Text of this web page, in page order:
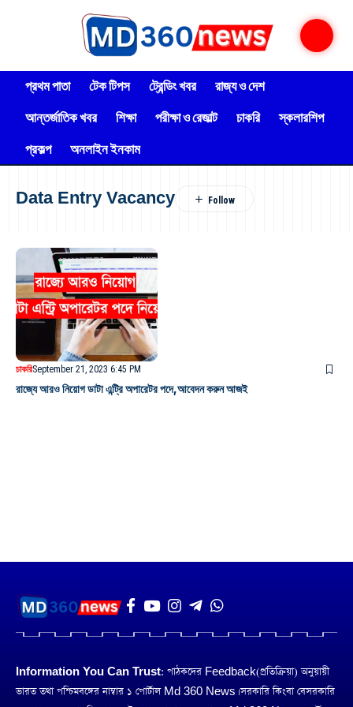
প্রথম পাতা টেক টিপস ট্রেন্ডিং খবর
রাজ্য ও দেশ
আন্তর্জাতিক খবর
শিক্ষা পরীক্ষা ও রেজাল্ট চাকরি
স্কলারশিপ
প্রকল্প
অনলাইন ইনকাম
Data Entry Vacancy
চাকরিSeptember 21, 2023 6:45 PM
রাজ্যে আরও নিয়োগ ডাটা এন্ট্রি অপারেটর পদে,আবেদন করুন আজই
Information You Can Trust: পাঠকদের Feedback(প্রতিক্রিয়া) অনুয়ায়ী
ভারত তথা পশ্চিমবঙ্গের নাম্বার ১ পোর্টাল Md 360 News। সরকারি কিংবা বেসরকারি